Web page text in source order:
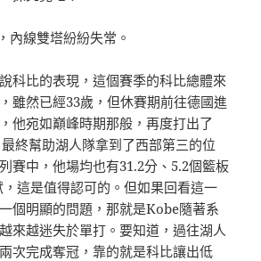
內線雙塔紛紛失常。
科比的表現，這個賽季的科比總體來
雖然已經33歲，但休賽期前往德國進
他宛如巔峰時期那般，再度打出了
終幫助湖人隊拿到了西部第三的位
賽中，他場均也有31.2分、5.2個籃板
這是值得認可的。但如果回看這一
個明顯的問題，那就是Kobe隨著系
來越迷失於單打。要知道，過往湖人
次完成奪冠，靠的就是科比讓出低